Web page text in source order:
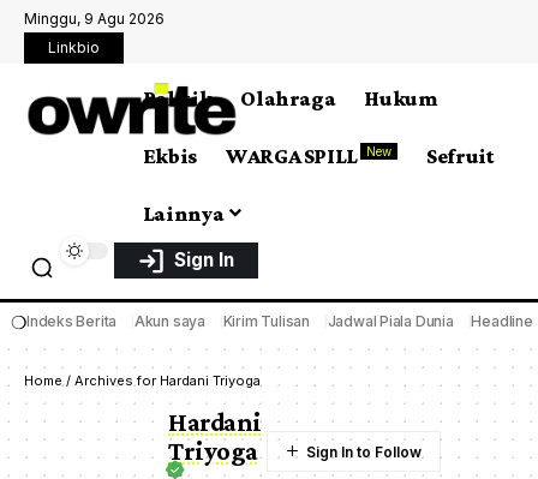
Minggu, 9 Agu 2026
Linkbio
Politik Olahraga Hukum
Ekbis WARGA SPILL New Sefruit
Lainnya
Sign In
❍Indeks Berita Akun saya Kirim Tulisan Jadwal Piala Dunia Headline
Home/ Archives for Hardani Triyoga
Hardani
Triyoga